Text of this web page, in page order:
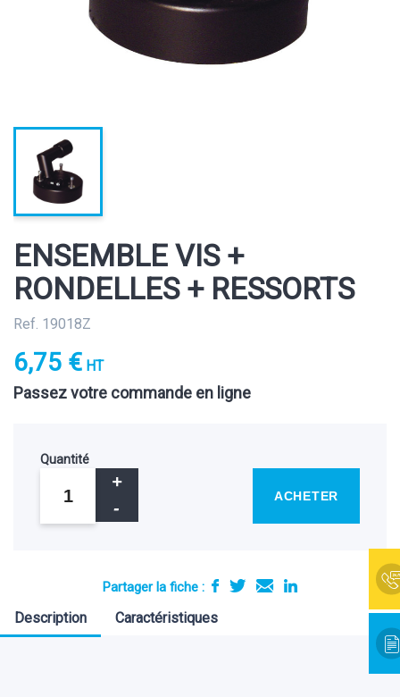
ENSEMBLE VIS +
RONDELLES + RESSORTS
Ref. 19018Z
6,75 € HT
Passez votre commande en ligne
Quantité
ACHETER
Partager la fiche :
Description Caractéristiques